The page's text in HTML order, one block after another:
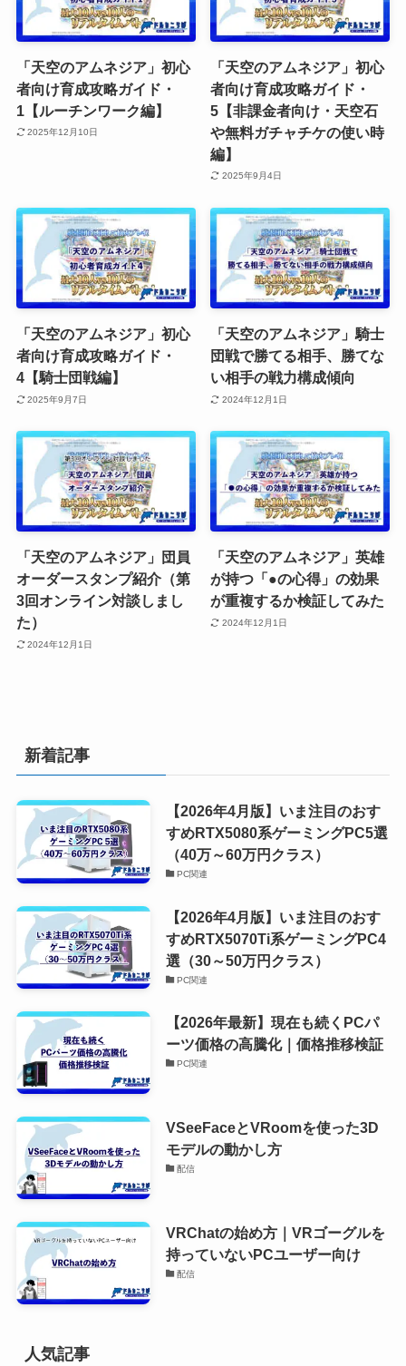
「天空のアムネジア」初心
者向け育成攻略ガイド・
1【ルーチンワーク編】
2025年12月10日
「天空のアムネジア」初心
者向け育成攻略ガイド・
5【非課金者向け・天空石
や無料ガチャチケの使い時
編】
2025年9月4日
「天空のアムネジア」初心
者向け育成攻略ガイド・
4【騎士団戦編】
2025年9月7日
「天空のアムネジア」騎士
団戦で勝てる相手、勝てな
い相手の戦力構成傾向
2024年12月1日
「天空のアムネジア」団員
オーダースタンプ紹介（第
3回オンライン対談しまし
た）
2024年12月1日
「天空のアムネジア」英雄
が持つ「●の心得」の効果
が重複するか検証してみた
2024年12月1日
新着記事
【2026年4月版】いま注目のおす
すめRTX5080系ゲーミングPC5選
（40万～60万円クラス）
PC関連
【2026年4月版】いま注目のおす
すめRTX5070Ti系ゲーミングPC4
選（30～50万円クラス）
PC関連
【2026年最新】現在も続くPCパ
ーツ価格の高騰化｜価格推移検証
PC関連
VSeeFaceとVRoomを使った3D
モデルの動かし方
配信
VRChatの始め方｜VRゴーグルを
持っていないPCユーザー向け
配信
人気記事